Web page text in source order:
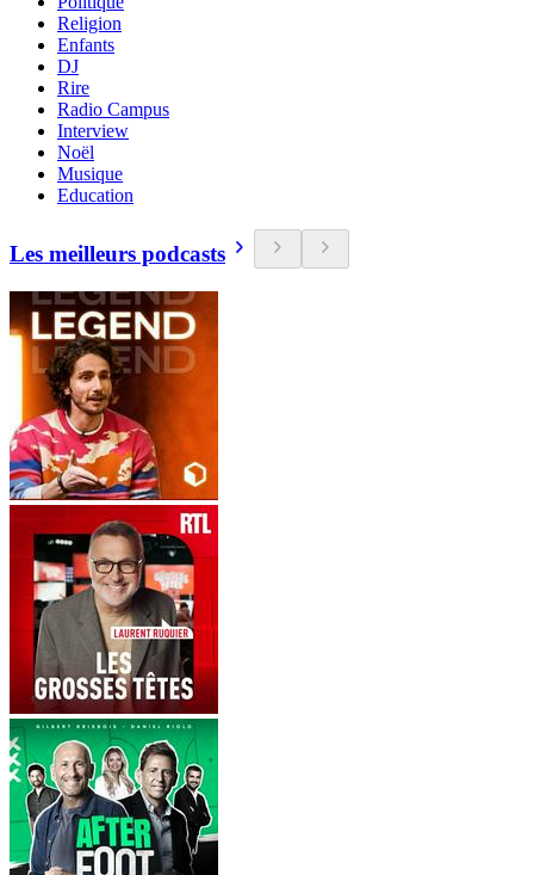
Religion
Enfants
DJ
Rire
Radio Campus
Interview
Noël
Musique
Education
Les meilleurs podcasts